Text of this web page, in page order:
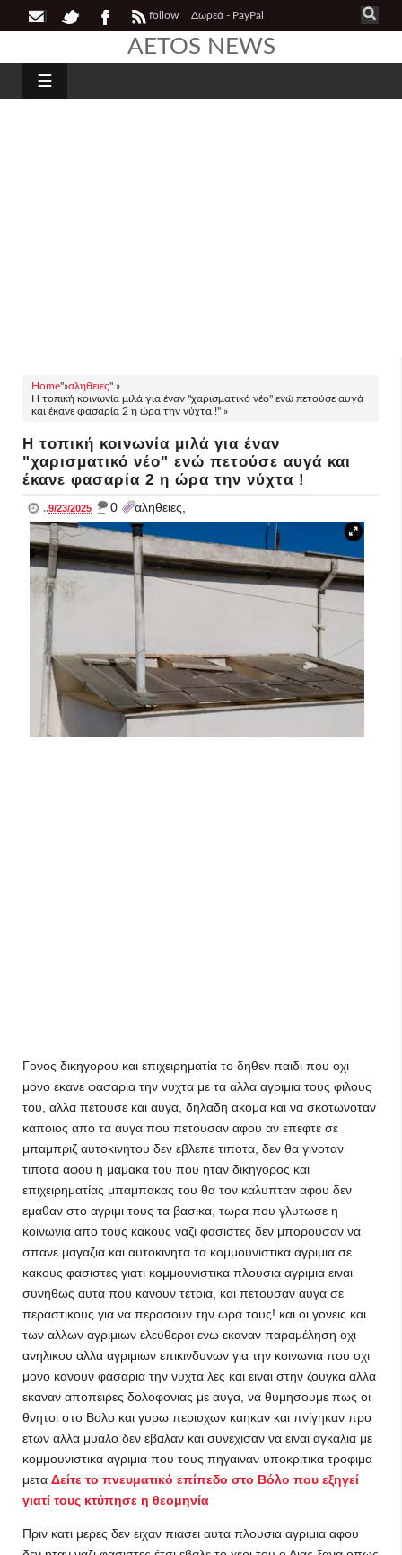
follow Δωρεά - PayPal
AETOS NEWS
☰
Home"»αληθειες" »
Η τοπική κοινωνία μιλά για έναν "χαρισματικό νέο" ενώ πετούσε αυγά
και έκανε φασαρία 2 η ώρα την νύχτα !" »
Η τοπική κοινωνία μιλά για έναν
"χαρισματικό νέο" ενώ πετούσε αυγά και
έκανε φασαρία 2 η ώρα την νύχτα !
..9/23/2025 _ 0 αληθειες,
Γονος δικηγορου και επιχειρηματία το δηθεν παιδι που οχι
μονο εκανε φασαρια την νυχτα με τα αλλα αγριμια τους φιλους
του, αλλα πετουσε και αυγα, δηλαδη ακομα και να σκοτωνοταν
καποιος απο τα αυγα που πετουσαν αφου αν επεφτε σε
μπαμπριζ αυτοκινητου δεν εβλεπε τιποτα, δεν θα γινοταν
τιποτα αφου η μαμακα του που ηταν δικηγορος και
επιχειρηματίας μπαμπακας του θα τον καλυπταν αφου δεν
εμαθαν στο αγριμι τους τα βασικα, τωρα που γλυτωσε η
κοινωνια απο τους κακους ναζι φασιστες δεν μπορουσαν να
σπανε μαγαζια και αυτοκινητα τα κομμουνιστικα αγριμια σε
κακους φασιστες γιατι κομμουνιστικα πλουσια αγριμια ειναι
συνηθως αυτα που κανουν τετοια, και πετουσαν αυγα σε
περαστικους για να περασουν την ωρα τους! και οι γονεις και
των αλλων αγριμιων ελευθεροι ενω εκαναν παραμέληση οχι
ανηλικου αλλα αγριμιων επικινδυνων για την κοινωνια που οχι
μονο κανουν φασαρια την νυχτα λες και ειναι στην ζουγκα αλλα
εκαναν αποπειρες δολοφονιας με αυγα, να θυμησουμε πως οι
θνητοι στο Βολο και γυρω περιοχων καηκαν και πνίγηκαν προ
ετων αλλα μυαλο δεν εβαλαν και συνεχισαν να ειναι αγκαλια με
κομμουνιστικα αγριμια που τους πηγαιναν υποκριτικα τροφιμα
μετα Δείτε το πνευματικό επίπεδο στο Βόλο που εξηγεί
γιατί τους κτύπησε η θεομηνία
Πριν κατι μερες δεν ειχαν πιασει αυτα πλουσια αγριμια αφου